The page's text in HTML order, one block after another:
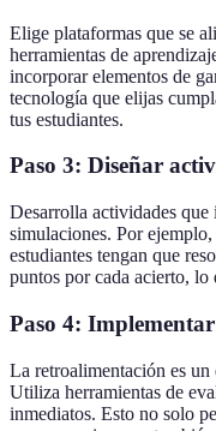
Elige plataformas que se
herramientas de
incorporar elementos de
tecnología que elijas
tus estudiantes.
Paso 3: Diseñar
Desarrolla actividades
simulaciones. Por
estudiantes tengan que
puntos por cada acierto,
Paso 4:
La retroalimentación es
Utiliza herramientas de
inmediatos. Esto no solo